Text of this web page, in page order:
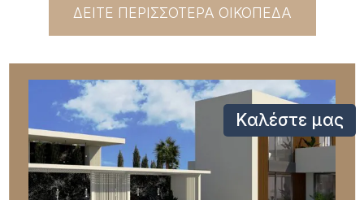
ΔΕΙΤΕ ΠΕΡΙΣΣΟΤΕΡΑ ΟΙΚΟΠΕΔΑ
Καλέστε μας